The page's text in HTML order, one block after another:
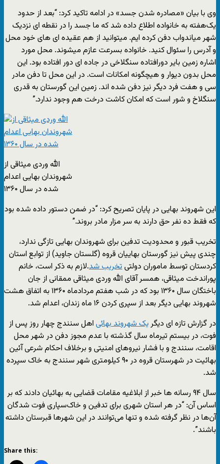
وی با بیان «مصادره شدن جسد» در ادامه تاکید کرد: “بعد از حدود
یک‌هفته به خانواده اطلاع داده شد که ما جسد را در نقطه ای نزدیک
شهر میاندواب دفن کرده ایم. میتوانید از هم عقیده ای های خود محل
و آدرس را سئوال کنید. خانواده بسرعت عازم میشوند. محل مورد
اشاره زمین بایر دورافتاده سنگلاخی در جاده ای دور افتاده بود. این
محل بدون دیوار و هیچگونه امکانات است. در این محل تا دفن مادر
سی و هفت فرد دیگر نیز دفن شده اند. زمین این گورستان به قدری
سنگلاخ و شور است که امکان کاشت درخت هم وجود ندارد.”
الله وردی میثاقی از
شهروندان بهایی اعدام
شده در سال ۱۳۶۰
این شهروند بهایی در پایان تصریح کرد: “در ضمن دستور داده شده بود
که فقط ده نفر حق دارند به سر مزار مادر بروند.”
تخریب قبور و محدودیت تدفین برای شهروندان بهایی تازگی ندارد،
چندی پیش نیز گورستان بهاییان قروه (گلستان جاوید) از توابع استان
کردستان توسط ماموران دولتیتخریب شد.لازم به ذکر است، خانم
پوراندخت میثاقی، همسر آقای الله وردی میثاقی ممقانی از جان
باختگان سال ۱۳۶۰ بود که در شب هفتم مردادماه ۱۳۶۰ به اتفاق هشت
شهروند بهایی دیگر بعد از سپری کردن ۱۶ ماه زندان، اعدام شد.
در گزارش تازه ای دیگر یک شهروند بهائی اهل سنندج چهار روز پس از
فوت، در بیستم تیرماه سال گذشته با عدم مجوز دفن در شهر محل
اقامت، سنندج و با فشار نیروهای امنیتی و برخلاف احکام شرعی آئین
بهائیت در شهرستان قروه در ۹۰ کیلومتری شهر سنندج به خاک سپرده
شد.
سال ۹۴ رسانه ها خبر از ابلاغیه مقامات قضایی به بهائیان دادند که بر
اساس آن: “در هر استان شهری برای تدفین و خاک‌سپاری فوت شدگان
آن‌ها در نظر گرفته شده و تنها می‌توانند در این شهرها قبرستان داشته
باشند”.
Share this: